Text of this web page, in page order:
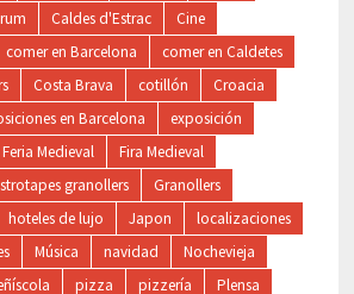
Caldes d'Estrac
Cine
comer en Barcelona
comer en Caldetes
Costa Brava cotillón
Croacia
en Barcelona
exposición
Feria Medieval
Fira Medieval
granollers
Granollers
hoteles de lujo Japon
localizaciones
Música navidad
Nochevieja
pizza pizzería
Plensa